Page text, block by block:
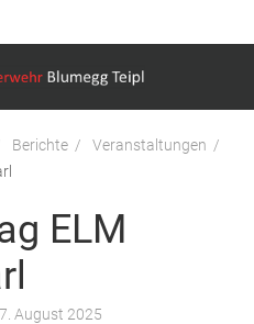
Berichte
Veranstaltungen
ELM
August 2025